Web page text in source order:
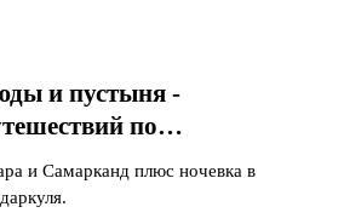
и пустыня -
по
и Самарканд плюс ночевка в